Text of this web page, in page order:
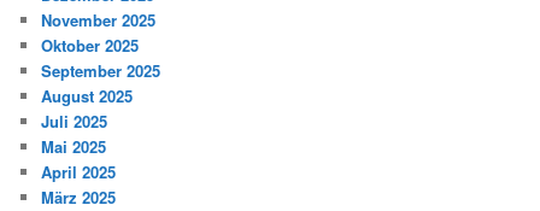
November 2025
Oktober 2025
September 2025
August 2025
Juli 2025
Mai 2025
April 2025
März 2025